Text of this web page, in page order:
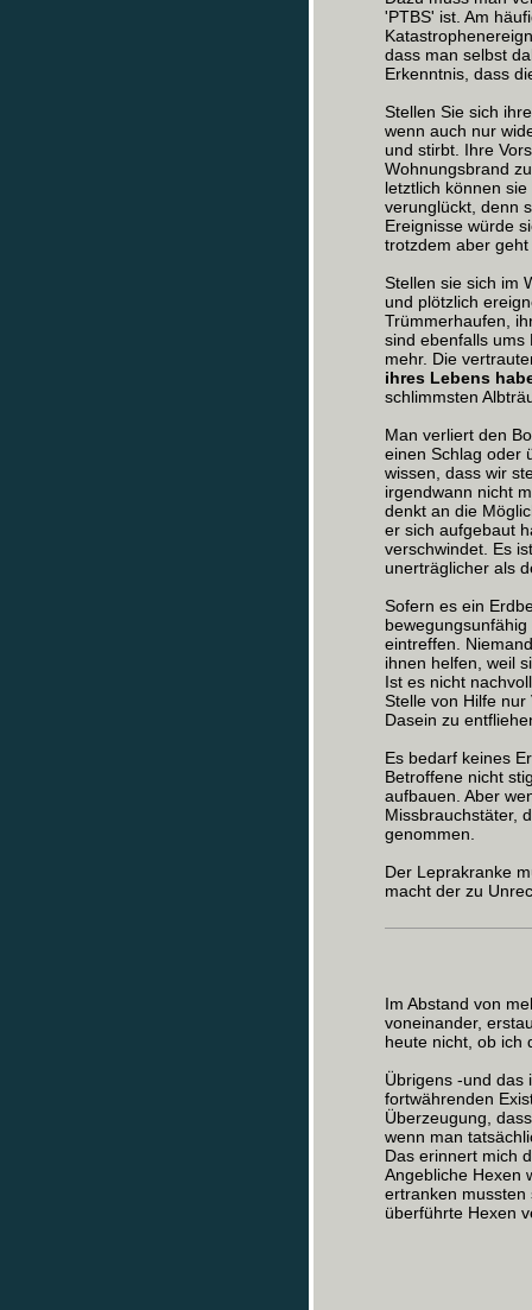
'PTBS' ist. Am
dass man selbst
Erkenntnis, dass
Stellen Sie sich
wenn auch nur
und stirbt. Ihre
Wohnungsbrand
letztlich können
verunglückt, denn
Ereignisse würde
trotzdem aber
Stellen sie sich im
und plötzlich
Trümmerhaufen,
sind ebenfalls ums
mehr. Die
ihres Lebens
schlimmsten
Man verliert den
einen Schlag oder
wissen, dass wir
irgendwann nicht
denkt an die
er sich aufgebaut
verschwindet. Es
unerträglicher als
Sofern es ein
eintreffen.
ihnen helfen, weil
Ist es nicht
Stelle von Hilfe
Dasein zu
Es bedarf keines
Betroffene nicht
aufbauen. Aber
Missbrauchstäter,
genommen.
Der Leprakranke
macht der zu
Im Abstand von
voneinander,
heute nicht, ob ich
Übrigens -und das
fortwährenden
Überzeugung,
wenn man
Das erinnert mich
Angebliche Hexen
ertranken mussten
überführte Hexen